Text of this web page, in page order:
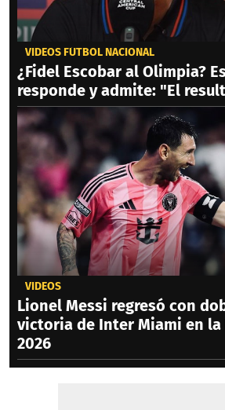
VIDEOS FÚTBOL NACIONAL
¿Fidel Escobar al Olimpia?
responde y admite: "El
VIDEOS
Lionel Messi regresó con
victoria de Inter Miami en la
2026